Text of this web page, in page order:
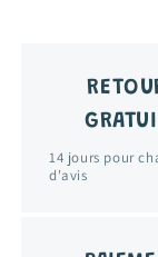
14 jours pour
d'avis